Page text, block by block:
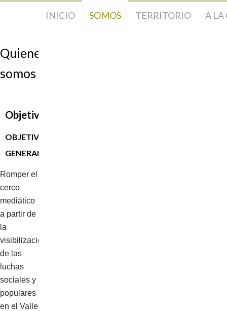
INICIO SOMOS TERRITORIO A LA
Quienes
somos
Objetivos
OBJETIVO
GENERAL
Romper el
cerco
mediático
a partir de
la
visibilización
de las
luchas
sociales y
populares
en el Valle